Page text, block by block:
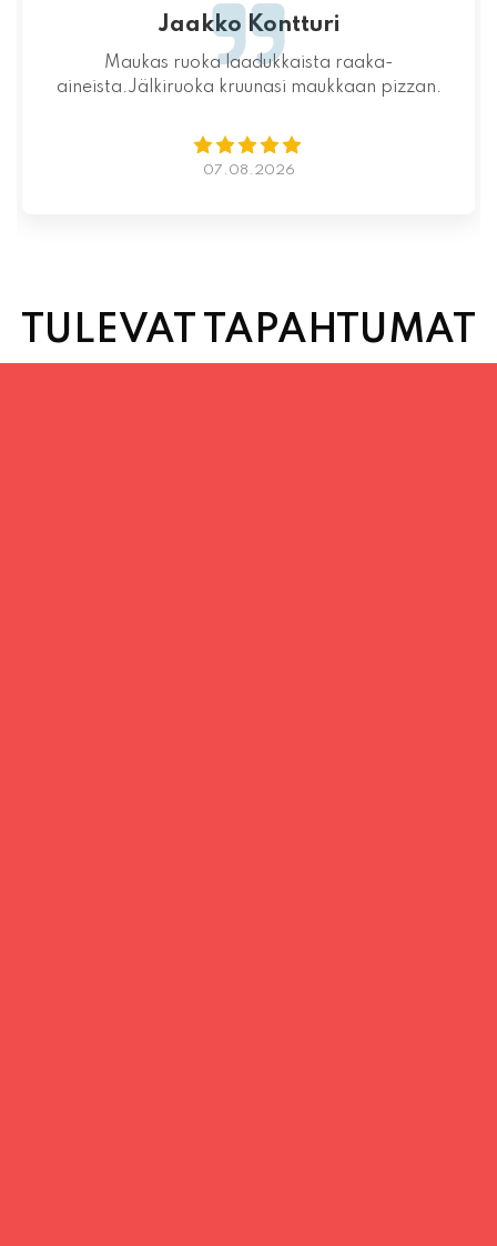
Jaakko Kontturi
Maukas ruoka laadukkaista raaka-
aineista.Jälkiruoka kruunasi maukkaan pizzan.
07.08.2026
TULEVAT TAPAHTUMAT